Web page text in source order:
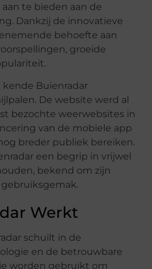
te bieden aan de
Dankzij de innovatieve
behoefte aan
groeide
kende Buienradar
De website werd al
bezochte weerwebsites in
van de mobiele app
breder publiek bereiken.
een begrip in vrijwel
bekend om zijn
Werkt
schuilt in de
en de betrouwbare
worden gebruikt om